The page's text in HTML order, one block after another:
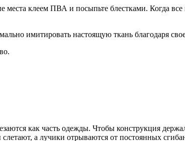
клеем ПВА и посыпьте блестками. Когда все
имитировать настоящую ткань благодаря
как часть одежды. Чтобы конструкция
а лучики отрываются от постоянных